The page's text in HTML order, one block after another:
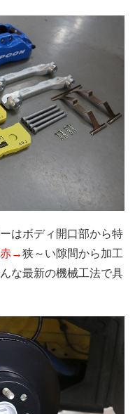
はボディ開口部から特
赤→狭～い隙間から加工
な最新の機械工法で具